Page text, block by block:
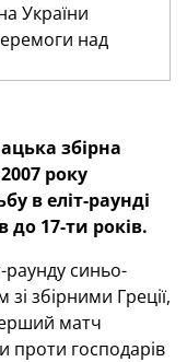
збірна
року
в еліт-раунді
до 17-ти років.
раунду синьо-
збірними Греції,
матч
проти господарів